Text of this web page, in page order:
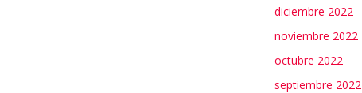
diciembre 2022
noviembre 2022
octubre 2022
septiembre 2022